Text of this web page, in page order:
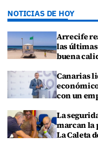
NOTICIAS DE HOY
Arrecife
las
buena
Canarias
con un
La
marcan la
La Caleta